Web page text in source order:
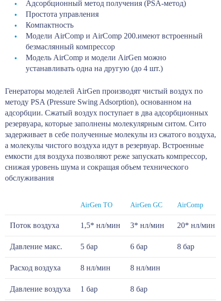
Адсорбционный метод получения (PSA-метод)
Простота управления
Компактность
Модели AirComp и AirComp 200.имеют встроенный
безмаслянный компрессор
Модель AirComp и модели AirGen можно
устанавливать одна на другую (до 4 шт.)
Генераторы моделей AirGen производят чистый воздух по
методу PSA (Pressure Swing Adsorption), основанном на
адсорбции. Сжатый воздух поступает в два адсорбционных
резервуара, которые заполнены молекулярным ситом. Сито
задерживает в себе полученные молекулы из сжатого воздуха,
а молекулы чистого воздуха идут в резервуар. Встроенные
емкости для воздуха позволяют реже запускать компрессор,
снижая уровень шума и сокращая объем технического
обслуживания
AirGen TO AirGen GC AirComp
Поток воздуха 1,5* нл/мин 3* нл/мин 20* нл/мин
Давление макс. 5 бар 6 бар 8 бар
Расход воздуха 8 нл/мин 8 нл/мин
Давление воздуха 1 бар 8 бар